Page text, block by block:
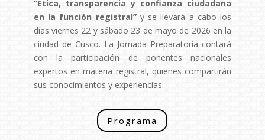
“Ética, transparencia y confianza ciudadana
en la función registral”y se llevará a cabo los
días viernes 22 y sábado 23 de mayo de 2026 en la
ciudad de Cusco. La Jornada Preparatoria contará
con la participación de ponentes nacionales
expertos en materia registral, quienes compartirán
sus conocimientos y experiencias.
Programa